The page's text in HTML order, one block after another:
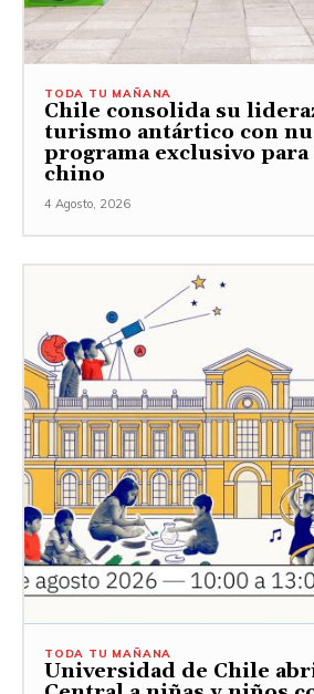
TODA TU MAÑANA
Chile consolida su
turismo antártico con
programa exclusivo
chino
4 Agosto, 2026
TODA TU MAÑANA
Universidad de Chile